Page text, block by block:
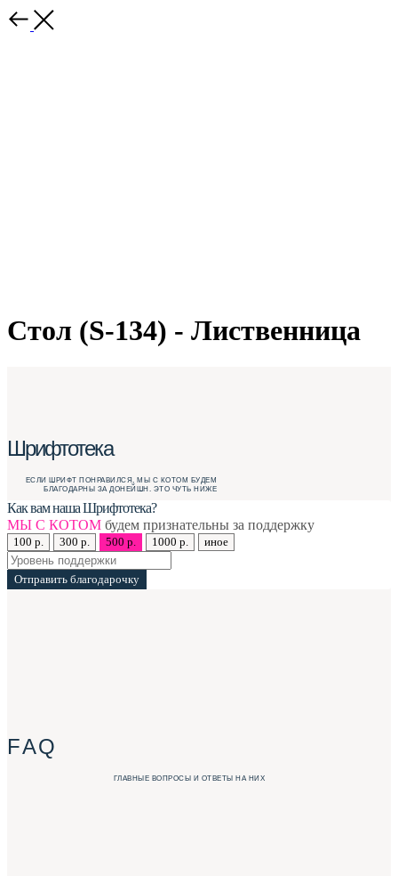
Стол (S-134) - Лиственница
Шрифтотека
ЕСЛИ ШРИФТ ПОНРАВИЛСЯ, МЫ С КОТОМ БУДЕМ
БЛАГОДАРНЫ ЗА ДОНЕЙШН. ЭТО ЧУТЬ НИЖЕ
Как вам наша Шрифтотека?
МЫ С КОТОМ будем признательны за поддержку
100 р. 300 р. 500 р. 1000 р. иное
Отправить благодарочку
F A Q
ГЛАВНЫЕ ВОПРОСЫ И ОТВЕТЫ НА НИХ